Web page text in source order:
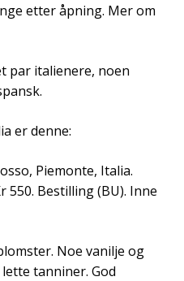
etter åpning. Mer om
par italienere, noen
er denne:
Piemonte, Italia.
550. Bestilling (BU). Inne
Noe vanilje og
tanniner. God